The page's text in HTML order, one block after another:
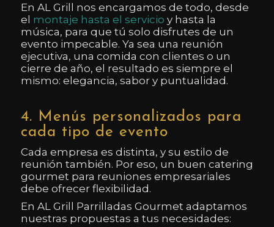
En AL Grill nos encargamos de todo, desde
el montaje hasta el servicio y hasta la
música, para que tú solo disfrutes de un
evento impecable. Ya sea una reunión
ejecutiva, una comida con clientes o un
cierre de año, el resultado es siempre el
mismo: elegancia, sabor y puntualidad.
4. Menús personalizados para
cada tipo de evento
Cada empresa es distinta, y su estilo de
reunión también. Por eso, un buen catering
gourmet para reuniones empresariales
debe ofrecer flexibilidad.
En AL Grill Parrilladas Gourmet adaptamos
nuestras propuestas a tus necesidades: